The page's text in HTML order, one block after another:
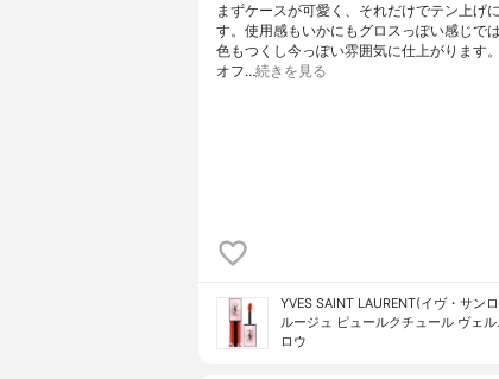
まずケースが可愛く、それだけでテン上げ
す。使用感もいかにもグロスっぽい感じで
色もつくし今っぽい雰囲気に仕上がります
オフ…続きを見る
YVES SAINT LAURENT(イヴ・サン
ルージュ ピュールクチュール ヴェ
ロウ